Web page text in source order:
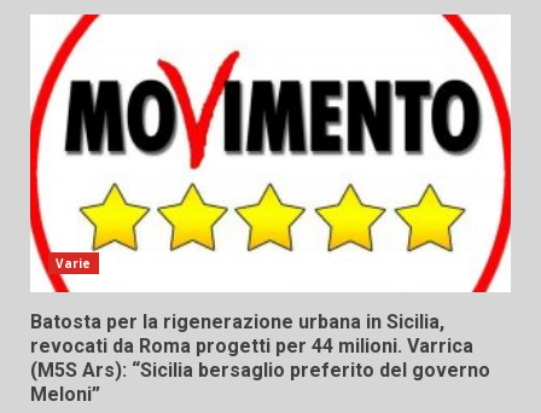
Varie
Batosta per la rigenerazione urbana in Sicilia,
revocati da Roma progetti per 44 milioni. Varrica
(M5S Ars): “Sicilia bersaglio preferito del governo
Meloni”